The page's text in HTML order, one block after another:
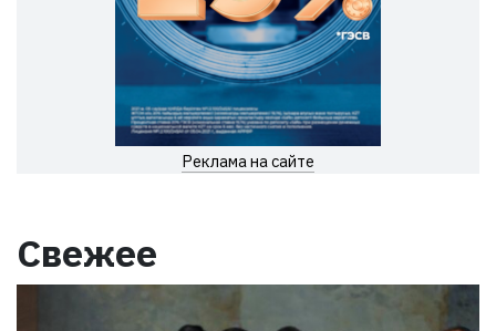
Реклама на сайте
Свежее